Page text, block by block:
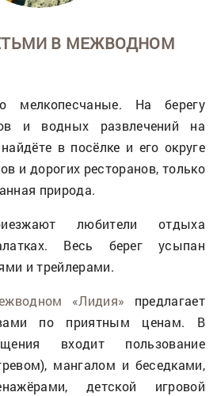
В МЕЖВОДНОМ
мелкопесчаные. На берегу
и водных развлечений на
в посёлке и его округе
и дорогих ресторанов, только
природа.
любители отдыха
Весь берег усыпан
и трейлерами.
«Лидия» предлагает
по приятным ценам. В
входит пользование
мангалом и беседками,
детской игровой